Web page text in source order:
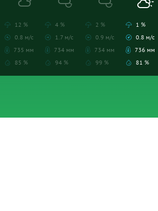
12 %
0.8 м/с
735 мм
85 %
4 %
1.7 м/с
734 мм
94 %
2 %
0.9 м/с
734 мм
99 %
1 %
0.8 м/с
736 мм
81 %